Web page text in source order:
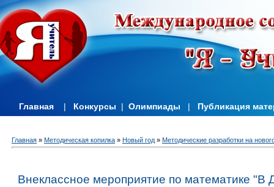
Главная | Конкурсы | Олимпиады | Публикация
Главная » Методическая копилка » Новый год » Методические разработки на
Внеклассное мероприятие по математике "В